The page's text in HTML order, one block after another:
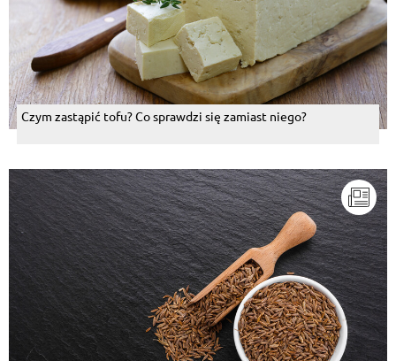
Czym zastąpić tofu? Co sprawdzi się zamiast niego?